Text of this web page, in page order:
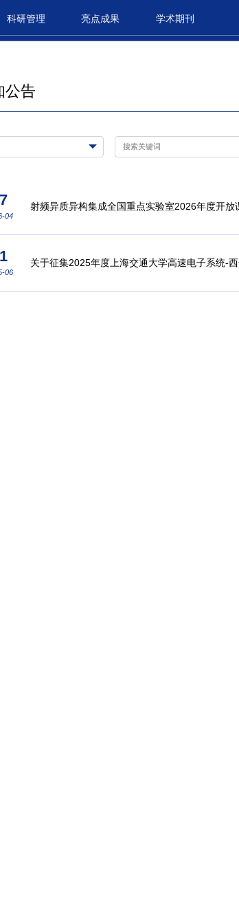
科研管理 亮点成果 学术期刊
公告
04
射频异质异构集成全国重点实验室2026年度开放
06
关于征集2025年度上海交通大学高速电子系统-